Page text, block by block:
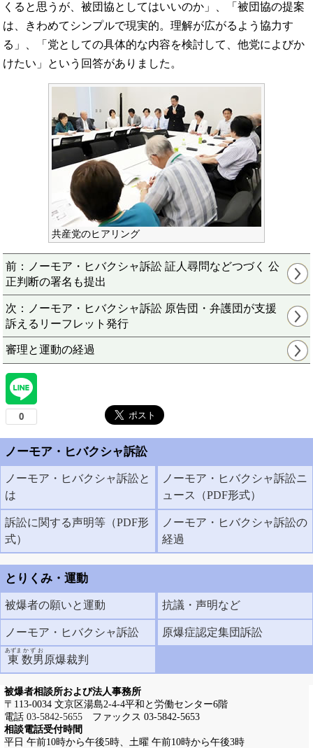
被爆者相談所および法人事務所
〒113-0034 文京区湯島2-4-4平和と労働センター6階
電話 03-5842-5655ファックス 03-5842-5653
相談電話受付時間
平日 午前10時から午後5時、土曜 午前10時から午後3時
くると思うが、被団協としてはいいのか」、「被団協の提案
は、きわめてシンプルで現実的。理解が広がるよう協力す
る」、「党としての具体的な内容を検討して、他党によびか
けたい」という回答がありました。
共産党のヒアリング
前：ノーモア・ヒバクシャ訴訟 証人尋問などつづく 公
正判断の署名も提出
次：ノーモア・ヒバクシャ訴訟 原告団・弁護団が支援
訴えるリーフレット発行
審理と運動の経過
ノーモア・ヒバクシャ訴訟
ノーモア・ヒバクシャ訴訟と
は
ノーモア・ヒバクシャ訴訟ニ
ュース（PDF形式）
訴訟に関する声明等（PDF形
式）
ノーモア・ヒバクシャ訴訟の
経過
とりくみ・運動
被爆者の願いと運動 抗議・声明など
ノーモア・ヒバクシャ訴訟 原爆症認定集団訴訟
東
あずま
数男
かずお
原爆裁判